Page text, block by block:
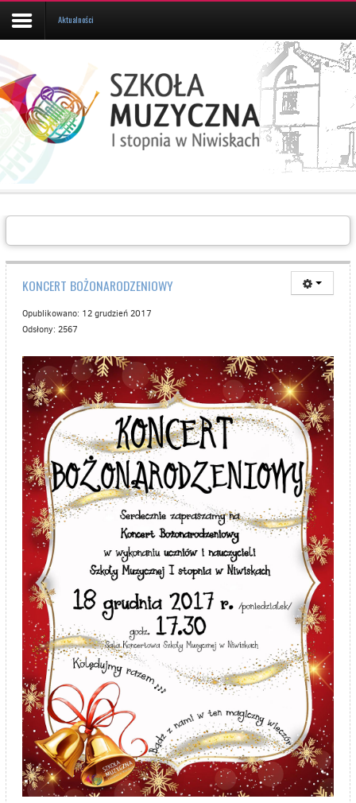
Aktualności
Kalendarz
UCZEŃ/RODZIC
Galeria
SZKOLE
Aktualności
KONCERT BOŻONARODZENIOWY
Opublikowano: 12 grudzień 2017
Odsłony: 2567